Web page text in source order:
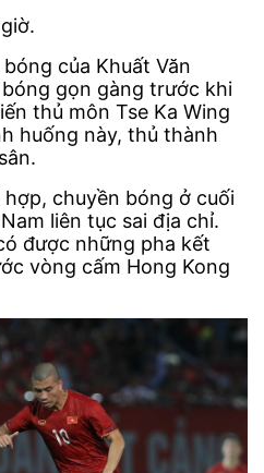
của Khuất Văn
gọn gàng trước khi
thủ môn Tse Ka Wing
huống này, thủ thành
hợp, chuyền bóng ở cuối
liên tục sai địa chỉ.
được những pha kết
vòng cấm Hong Kong